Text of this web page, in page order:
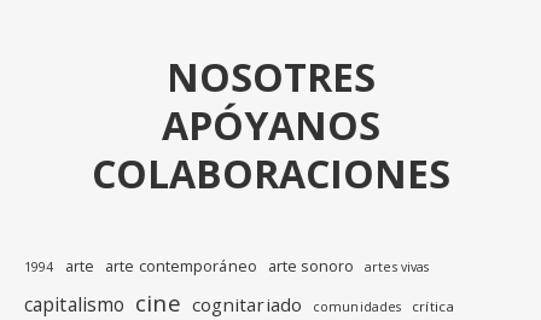
NOSOTRES
APÓYANOS
COLABORACIONES
1994 arte arte contemporáneo arte sonoro artes vivas
capitalismo cine cognitariado comunidades crítica